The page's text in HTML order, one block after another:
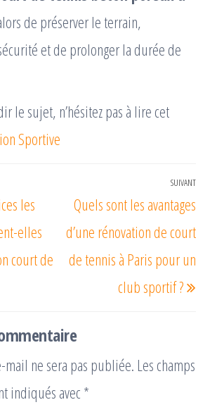
de préserver le terrain,
et de prolonger la durée de
le sujet, n’hésitez pas à lire cet
Sportive
les
elles
court de
SUIVANT
Quels sont les avantages
d’une rénovation de court
de tennis à Paris pour un
club sportif ?
mail ne sera pas publiée. Les champs
indiqués avec *